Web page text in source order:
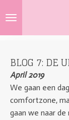
direct
naar
hoofdinhoud
BLOG 7: DE
April 2019
We gaan een
comfortzone,
gaan we naar